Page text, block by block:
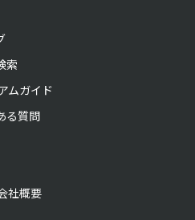
索
ムガイド
る質問
社概要